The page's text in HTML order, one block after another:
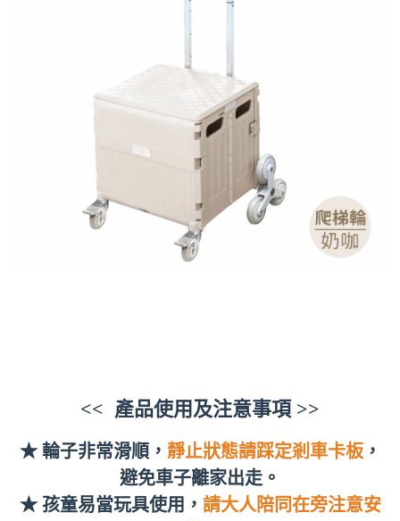
<< 產品使用及注意事項 >>
★ 輪子非常滑順， 靜止狀態請踩定剎車卡板，
避免車子離家出走。
★ 孩童易當玩具使用， 請大人陪同在旁注意安